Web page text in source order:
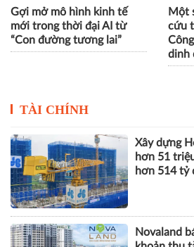
Gợi mở mô hình kinh tế
mới trong thời đại AI từ
“Con đường tương lai”
Một
cứu
dinh
TÀI CHÍNH
Xây dựng
hơn 51
hơn 514 tỷ
Novaland